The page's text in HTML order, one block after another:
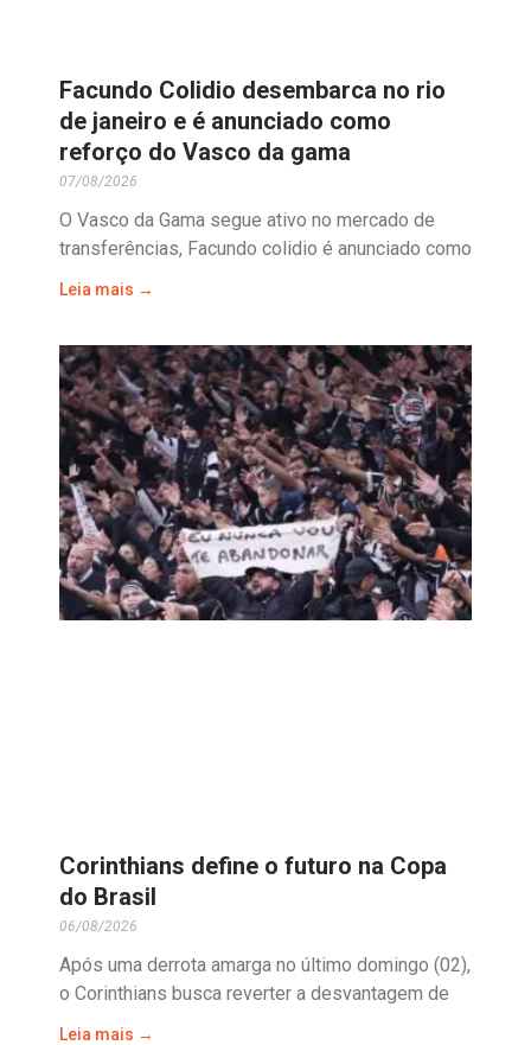
Facundo Colidio desembarca no rio
de janeiro e é anunciado como
reforço do Vasco da gama
07/08/2026
O Vasco da Gama segue ativo no mercado de
transferências, Facundo colidio é anunciado como
Leia mais →
Corinthians define o futuro na Copa
do Brasil
06/08/2026
Após uma derrota amarga no último domingo (02),
o Corinthians busca reverter a desvantagem de
Leia mais →